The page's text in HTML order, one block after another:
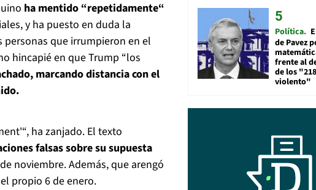
ha mentido “repetidamente“
y ha puesto en duda la
que irrumpieron en el
hincapié en que Trump “los
marcando distancia con el
ha zanjado. El texto
falsas sobre su supuesta
noviembre. Además, que arengó
propio 6 de enero.
Política
de Pavez
frente al
de los
violento"